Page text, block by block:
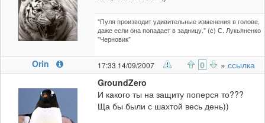
"Пуля производит удивительные изменения в голове,
даже если она попадает в задницу." (c) С. Лукьяненко
"Черновик"
Orin 17:33 14/09/2007 0 » ссылка
GroundZero
И какого ты на защиту поперся то???
Ща бы были с шахтой весь день))